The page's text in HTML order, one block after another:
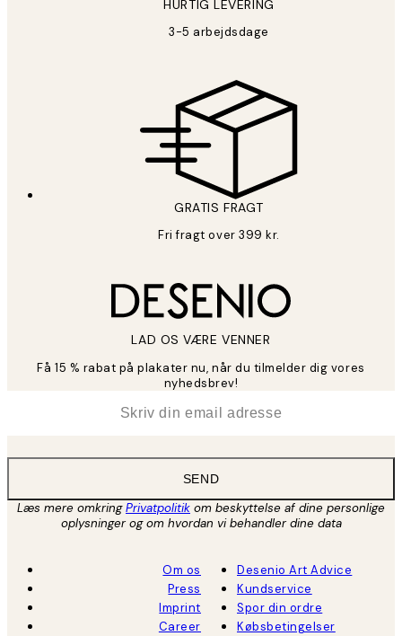
HURTIG LEVERING
3-5 arbejdsdage
GRATIS FRAGT
Fri fragt over 399 kr.
LAD OS VÆRE VENNER
Få 15 % rabat på plakater nu, når du tilmelder dig vores
nyhedsbrev!
SEND
Læs mere omkringPrivatpolitik om beskyttelse af dine personlige
oplysninger og om hvordan vi behandler dine data
Om os
Press
Imprint
Career
Desenio Art Advice
Kundservice
Spor din ordre
Købsbetingelser